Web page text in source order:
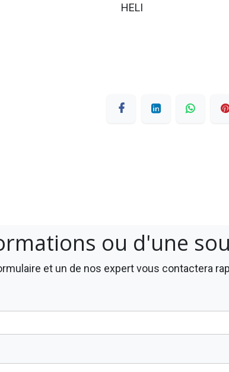
HELI
ou d'une
et un de nos expert vous contactera